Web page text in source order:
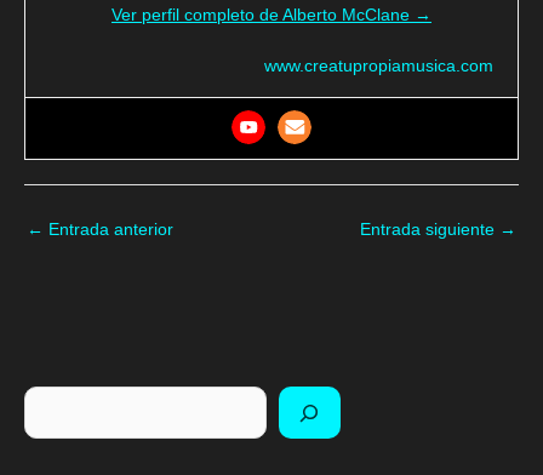
Ver perfil completo de Alberto McClane →
www.creatupropiamusica.com
← Entrada anterior Entrada siguiente →
Buscar